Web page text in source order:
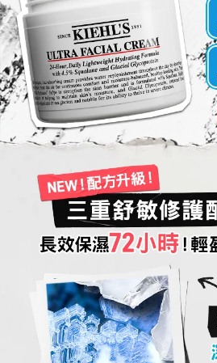
NEW！配方升級！
三重舒敏修護
長效保濕72小時！輕